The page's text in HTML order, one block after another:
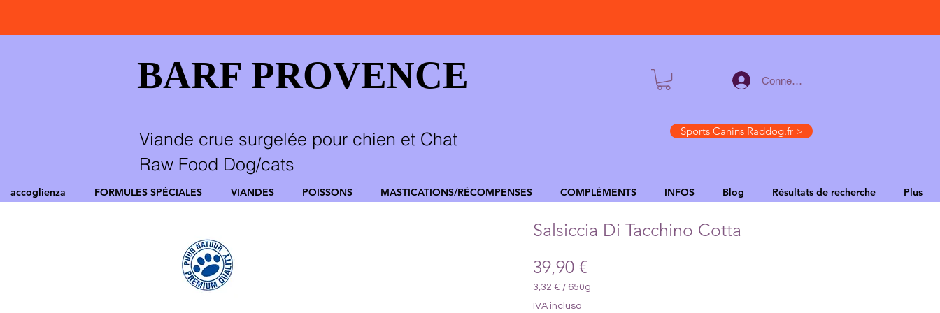
BARF PROVENCE Connexion
Viande crue surgelée pour chien et Chat
Raw Food Dog/cats
Sports Canins Raddog.fr >
accoglienza FORMULES SPÉCIALES VIANDES POISSONS MASTICATIONS/RÉCOMPENSES COMPLÉMENTS INFOS Blog Résultats de recherche Plus
Salsiccia Di Tacchino Cotta
39,90 €
3,32 € / 650g
3,32 €
IVA inclusa